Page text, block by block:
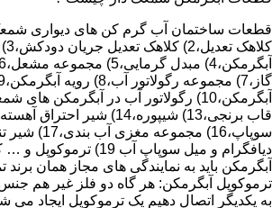
دیافگرام و میل سوپاپ آب 19)
آبگرمکن باید به نمایندگی های مجاز همان
ترموکوپل آبگرمکن: هر گاه دو فلز غیر هم
به یکدیگر اتصال دهیم یک ترموکوپل ایجاد